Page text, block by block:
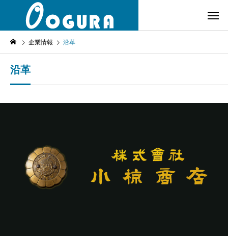
企業情報 沿革
沿革